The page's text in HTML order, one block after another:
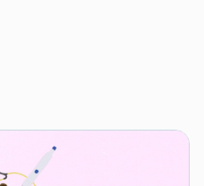
undersøkt på